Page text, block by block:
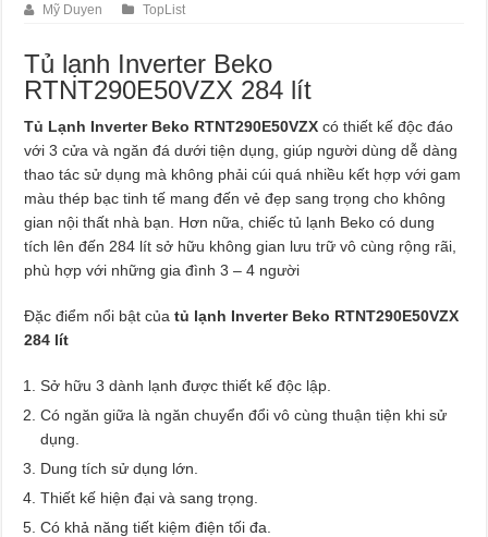
Mỹ Duyen TopList
Tủ lạnh Inverter Beko
RTNT290E50VZX 284 lít
Tủ Lạnh Inverter Beko RTNT290E50VZX có thiết kế độc đáo
với 3 cửa và ngăn đá dưới tiện dụng, giúp người dùng dễ dàng
thao tác sử dụng mà không phải cúi quá nhiều kết hợp với gam
màu thép bạc tinh tế mang đến vẻ đẹp sang trọng cho không
gian nội thất nhà bạn. Hơn nữa, chiếc tủ lạnh Beko có dung
tích lên đến 284 lít sở hữu không gian lưu trữ vô cùng rộng rãi,
phù hợp với những gia đình 3 – 4 người
Đặc điểm nổi bật của tủ lạnh Inverter Beko RTNT290E50VZX
284 lít
Sở hữu 3 dành lạnh được thiết kế độc lập.
Có ngăn giữa là ngăn chuyển đổi vô cùng thuận tiện khi sử
dụng.
Dung tích sử dụng lớn.
Thiết kế hiện đại và sang trọng.
Có khả năng tiết kiệm điện tối đa.